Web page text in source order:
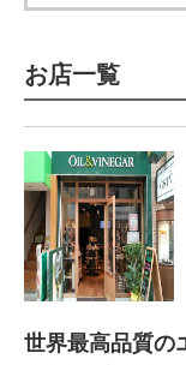
お店一覧
世界最高品質の